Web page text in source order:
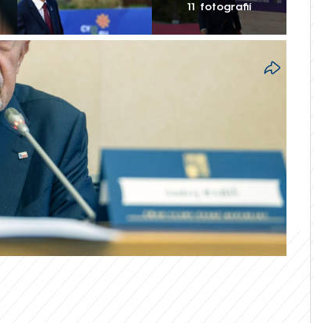
11 fotografií
proti kritice prezidenta Petra
na schůzku na Hradě. Mohl by být
nebudu, řekl. Podle svých slov
mu ze strany Pražského hradu